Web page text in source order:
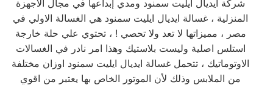
شركة ايديال ايليت سمنود ومدي إبداعها في مجال الاجهزة
المنزلية ، غسالة ايديال ايليت سمنود هي الغسالة الاولي في
مصر ، مميزاتها لا تعد ولا تحصي ! ، تحتوي علي حلة خارجة
استلس اصلية وليست بلاستيك وهذا امر نادر في الغسالات
الاوتوماتيك ، تتحمل غسالة ايديال ايليت سمنود اوزان مختلفة
من الملابس وذلك لأن الموتور الخاص بها يعتبر من اقوي